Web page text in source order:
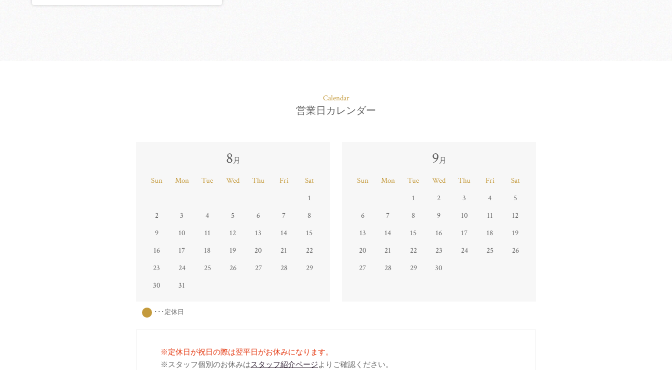
Calendar
営業日カレンダー
8月
Sun Mon Tue Wed Thu Fri
Sat
1
2
3 4 5 6 7
8
9
10 11 12 13 14
15
16
17 18 19 20 21
22
23
24 25 26 27 28
29
30
31
9月
Sun Mon Tue Wed Thu Fri
Sat
1
2 3 4
5
6
7 8 9 10 11
12
13
14 15 16 17 18
19
20
21 22 23 24 25
26
27
28 29 30
･･･定休日
※定休日が祝日の際は翌平日がお休みになります。
※スタッフ個別のお休みはスタッフ紹介ページよりご確認ください。